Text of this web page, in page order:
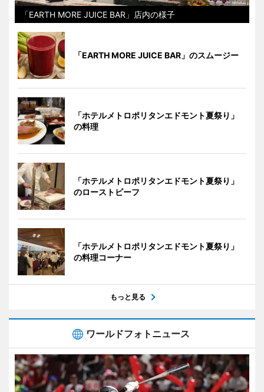
「EARTH MORE JUICE BAR」店内の様子
「EARTH MORE JUICE BAR」のスムージー
「ホテルメトロポリタンエドモント夏祭り」
の料理
「ホテルメトロポリタンエドモント夏祭り」
のローストビーフ
「ホテルメトロポリタンエドモント夏祭り」
の料理コーナー
もっと見る
ワールドフォトニュース